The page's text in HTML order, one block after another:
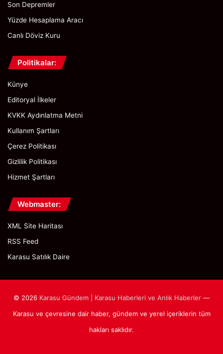
Son Depremler
Yüzde Hesaplama Aracı
Canlı Döviz Kuru
Politikalar:
Künye
Editoryal İlkeler
KVKK Aydınlatma Metni
Kullanım Şartları
Çerez Politikası
Gizlilik Politikası
Hizmet Şartları
Webmaster:
XML Site Haritası
RSS Feed
Karasu Satılık Daire
© 2026 Karasu Gündem | Karasu Haberleri ve Anlık Haberler —
Karasu ve çevresine dair haber, gündem ve yerel içeriklerin tüm
hakları saklıdır.